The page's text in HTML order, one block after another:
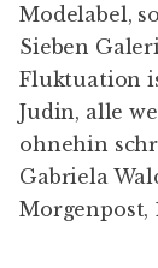
Modelabel,
Sieben
Fluktuation
Judin, alle
ohnehin
Gabriela
Morgenpost,